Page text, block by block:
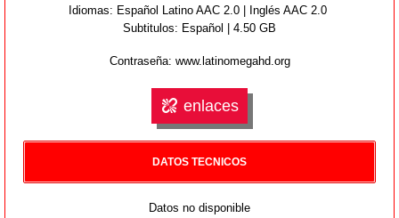
Idiomas: Español Latino AAC 2.0 | Inglés AAC 2.0
Subtitulos: Español | 4.50 GB
Contraseña: www.latinomegahd.org
enlaces
DATOS TECNICOS
Datos no disponible